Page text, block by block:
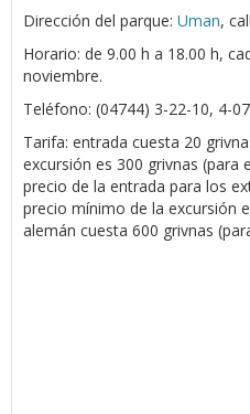
Dirección del parque: Uman,
Horario: de 9.00 h a 18.00 h,
noviembre.
Teléfono: (04744) 3-22-10, 4-
Tarifa: entrada cuesta 20
excursión es 300 grivnas (para
precio de la entrada para los
precio mínimo de la excursión
alemán cuesta 600 grivnas